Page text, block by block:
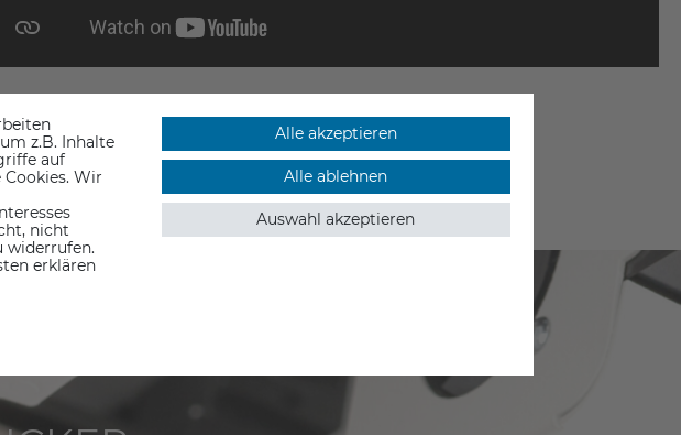
z.B. Inhalte
auf
Wir
nicht
widerrufen.
erklären
Alle akzeptieren
Alle ablehnen
Auswahl akzeptieren